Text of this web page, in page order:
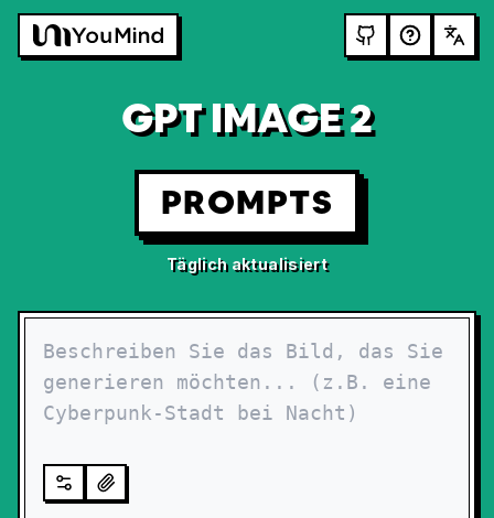
GPT IMAGE 2
PROMPTS
Täglich aktualisiert